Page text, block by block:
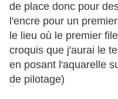
de place donc pour
l'encre pour un
le lieu où le premier
croquis que j'aurai le
en posant l'aquarelle
de pilotage)